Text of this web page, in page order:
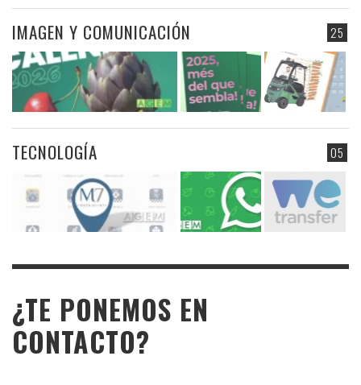
25
IMAGEN Y COMUNICACIÓN
05
TECNOLOGÍA
¿TE PONEMOS EN
CONTACTO?